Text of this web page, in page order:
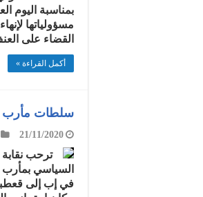
بمناسبة اليوم
القضاء على
أكمل القراءة »
سلطات مأرب
21/11/2020
ترحب
السياسي بمأرب
في إب إلى